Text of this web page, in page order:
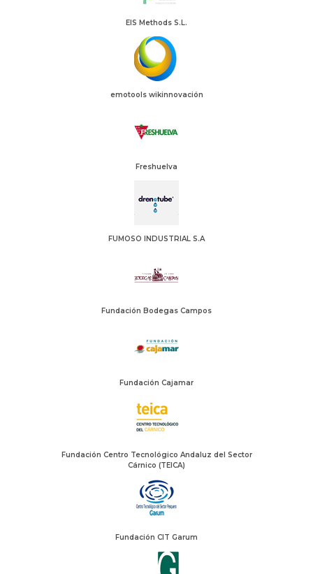
EIS Methods S.L.
emotools wikinnovación
Freshuelva
FUMOSO INDUSTRIAL S.A
Fundación Bodegas Campos
Fundación Cajamar
Fundación Centro Tecnológico Andaluz del Sector
Cárnico (TEICA)
Fundación CIT Garum